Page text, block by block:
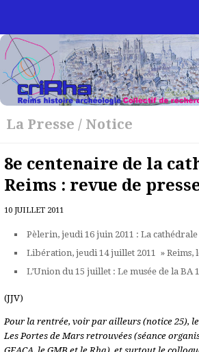
La Presse / Notice
8e centenaire de la
Reims : revue de
10 JUILLET 2011
Pèlerin, jeudi 16 juin 2011 : La
Libération, jeudi 14 juillet 2011 » Reims,
L’Union du 15 juillet : Le musée de la BA
(JJV)
Pour la rentrée, voir par ailleurs (notice 25), le
Les Portes de Mars retrouvées (séance